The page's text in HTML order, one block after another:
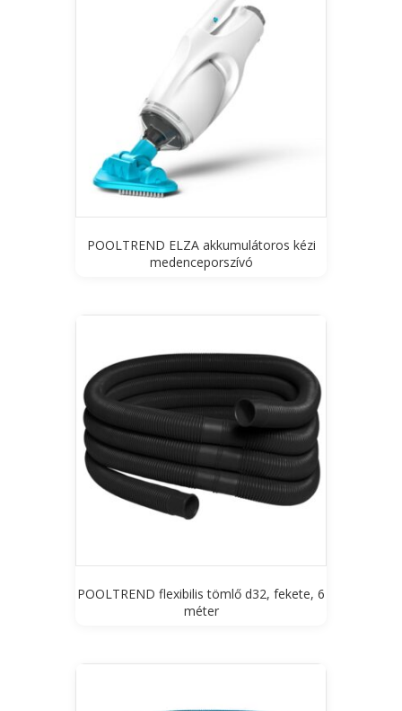
POOLTREND ELZA akkumulátoros kézi
medenceporszívó
POOLTREND flexibilis tömlő d32, fekete, 6
méter